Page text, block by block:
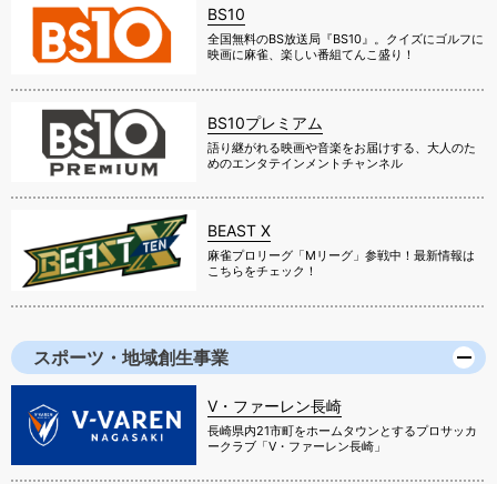
BS10
全国無料のBS放送局『BS10』。クイズにゴルフに
映画に麻雀、楽しい番組てんこ盛り！
BS10プレミアム
語り継がれる映画や音楽をお届けする、大人のた
めのエンタテインメントチャンネル
BEAST X
麻雀プロリーグ「Mリーグ」参戦中！最新情報は
こちらをチェック！
スポーツ・地域創生事業
V・ファーレン長崎
長崎県内21市町をホームタウンとするプロサッカ
ークラブ「V・ファーレン長崎」